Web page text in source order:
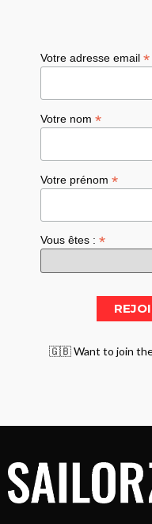
Votre adresse email*
Votre nom*
Votre prénom*
Vous êtes :*
🇬🇧 Want to join the